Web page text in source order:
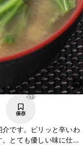
371
保存
です。ピリッと辛いわ
とても優しい味に仕上